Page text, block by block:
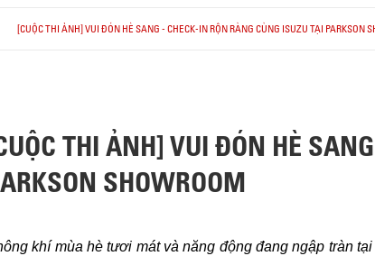
[CUỘC THI ẢNH] VUI ĐÓN HÈ SANG - CHECK-IN RỘN RÀNG CÙNG ISUZU TẠI PARKSON
THI ẢNH] VUI ĐÓN HÈ
SHOWROOM
khí mùa hè tươi mát và năng động đang ngập tràn